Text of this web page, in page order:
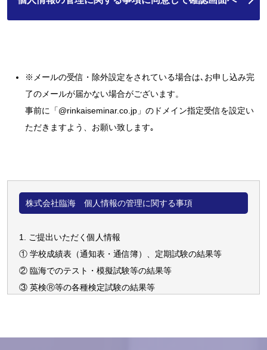
※メールの受信・除外設定をされている場合は､お申し込み完
了のメールが届かない場合がございます。
事前に「@rinkaiseminar.co.jp 」のドメイン指定受信を設定い
ただきますよう、お願い致します｡
株式会社臨海 個人情報の管理に関する事項
1. ご提出いただく個人情報
① 学校成績表（通知表・通信簿）、定期試験の結果等
② 臨海でのテスト・模擬試験等の結果等
③ 英検Ⓡ等の各種検定試験の結果等
⑥ 生徒及び保護者の氏名・住所・電話番号・生徒の生年月